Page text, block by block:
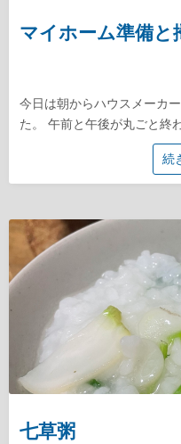
マイホーム準備と
今日は朝からハウスメーカ
た。 午前と午後が丸ごと終
続
七草粥